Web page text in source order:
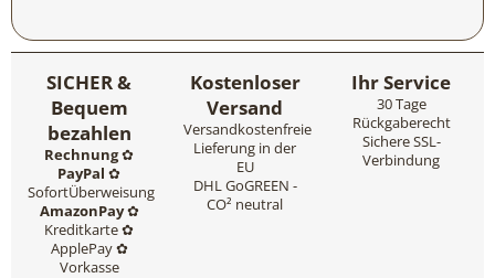
SICHER &
Bequem
bezahlen
Rechnung✿
PayPal ✿
SofortÜberweisung
AmazonPay✿
Kreditkarte ✿
ApplePay ✿
Vorkasse
Kostenloser
Versand
Versandkostenfreie
Lieferung in der
EU
DHL GoGREEN -
CO² neutral
Ihr Service
30 Tage
Rückgaberecht
Sichere SSL-
Verbindung